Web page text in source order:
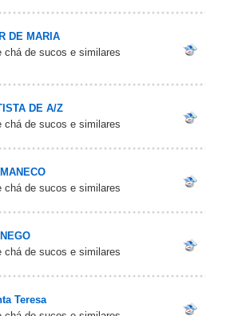
DE MARIA
chá de sucos e similares
DE A/Z
chá de sucos e similares
chá de sucos e similares
chá de sucos e similares
Teresa